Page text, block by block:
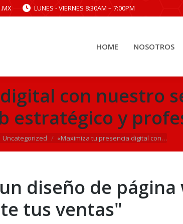
LUNES - VIERNES 8:30AM – 7:00PM
HOME NOSOTROS
con nuestro
estratégico y
here:
Uncategorized «Maximiza tu presencia digital con…
diseño de
tus ventas"
HOME NOSOTROS